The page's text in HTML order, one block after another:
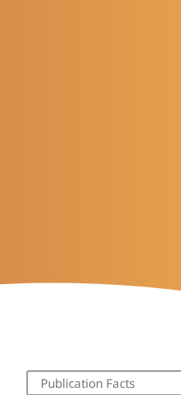
Publication Facts